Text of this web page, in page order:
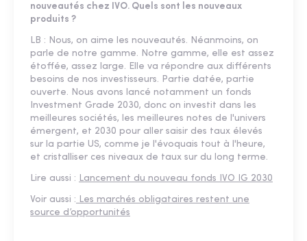
nouveautés chez IVO. Quels sont les nouveaux
produits ?
LB : Nous, on aime les nouveautés. Néanmoins, on
parle de notre gamme. Notre gamme, elle est assez
étoffée, assez large. Elle va répondre aux différents
besoins de nos investisseurs. Partie datée, partie
ouverte. Nous avons lancé notamment un fonds
Investment Grade 2030, donc on investit dans les
meilleures sociétés, les meilleures notes de l'univers
émergent, et 2030 pour aller saisir des taux élevés
sur la partie US, comme je l'évoquais tout à l'heure,
et cristalliser ces niveaux de taux sur du long terme.
Lire aussi : Lancement du nouveau fonds IVO IG 2030
Voir aussi : Les marchés obligataires restent une
source d’opportunités